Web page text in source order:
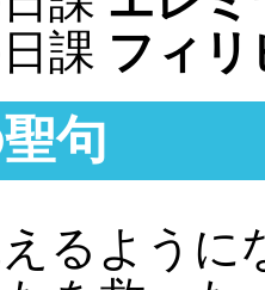
課 フィリ
句
えるよう